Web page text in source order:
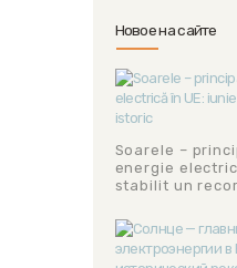
Новое на сайте
Soarele –
energie
stabilit un